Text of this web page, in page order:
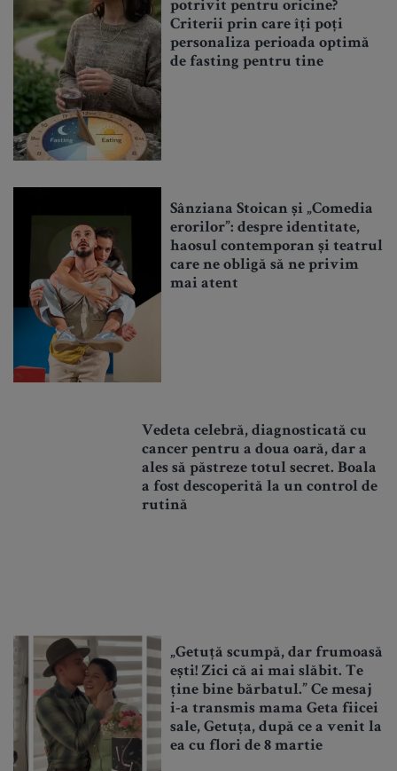
potrivit pentru oricine?
Criterii prin care îți poți
personaliza perioada optimă
de fasting pentru tine
Sânziana Stoican și „Comedia
erorilor”: despre identitate,
haosul contemporan și teatrul
care ne obligă să ne privim
mai atent
Vedeta celebră, diagnosticată cu
cancer pentru a doua oară, dar a
ales să păstreze totul secret. Boala
a fost descoperită la un control de
rutină
„Getuță scumpă, dar frumoasă
ești! Zici că ai mai slăbit. Te
ține bine bărbatul.” Ce mesaj
i-a transmis mama Geta fiicei
sale, Getuța, după ce a venit la
ea cu flori de 8 martie